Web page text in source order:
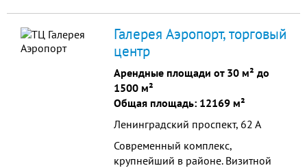
Есть торговые площади и
поменьше (10м2, 15м2) и т.д.
Хороший трафик. Пишите или
звоните - отвечаем оперативно.
Галерея Аэропорт, торговый
центр
Арендные площади от 30 м² до
1500 м²
Общая площадь: 12169 м²
Ленинградский проспект, 62 А
Современный комплекс,
крупнейший в районе. Визитной